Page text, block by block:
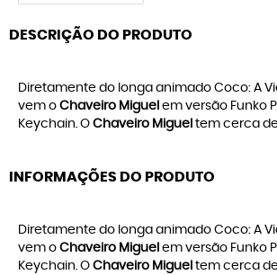
DESCRIÇÃO DO PRODUTO
Diretamente do longa animado Coco: A
vem o Chaveiro Miguel em versão Funko
Keychain. O Chaveiro Miguel tem cerca
INFORMAÇÕES DO PRODUTO
Diretamente do longa animado Coco: A
vem o Chaveiro Miguel em versão Funko
Keychain. O Chaveiro Miguel tem cerca